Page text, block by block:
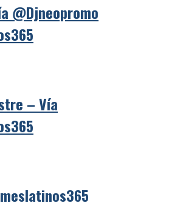
@Djneopromo
– Vía